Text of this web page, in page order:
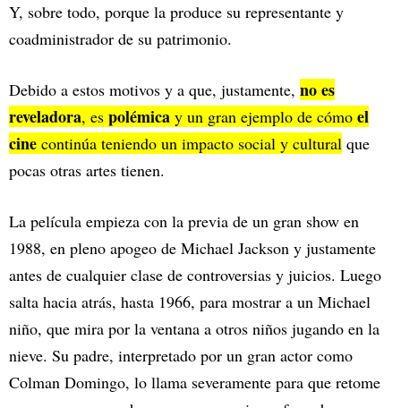
Y, sobre todo, porque la produce su representante y
coadministrador de su patrimonio.
Debido a estos motivos y a que, justamente, no es
reveladora, es polémica y un gran ejemplo de cómo el
cine continúa teniendo un impacto social y cultural que
pocas otras artes tienen.
La película empieza con la previa de un gran show en
1988, en pleno apogeo de Michael Jackson y justamente
antes de cualquier clase de controversias y juicios. Luego
salta hacia atrás, hasta 1966, para mostrar a un Michael
niño, que mira por la ventana a otros niños jugando en la
nieve. Su padre, interpretado por un gran actor como
Colman Domingo, lo llama severamente para que retome